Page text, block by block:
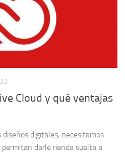
Cloud y qué ventajas
diseños digitales, necesitamos
darle rienda suelta a